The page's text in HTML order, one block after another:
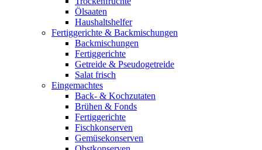
Ölsaaten
Haushaltshelfer
Fertiggerichte & Backmischungen
Backmischungen
Fertiggerichte
Getreide & Pseudogetreide
Salat frisch
Eingemachtes
Back- & Kochzutaten
Brühen & Fonds
Fertiggerichte
Fischkonserven
Gemüsekonserven